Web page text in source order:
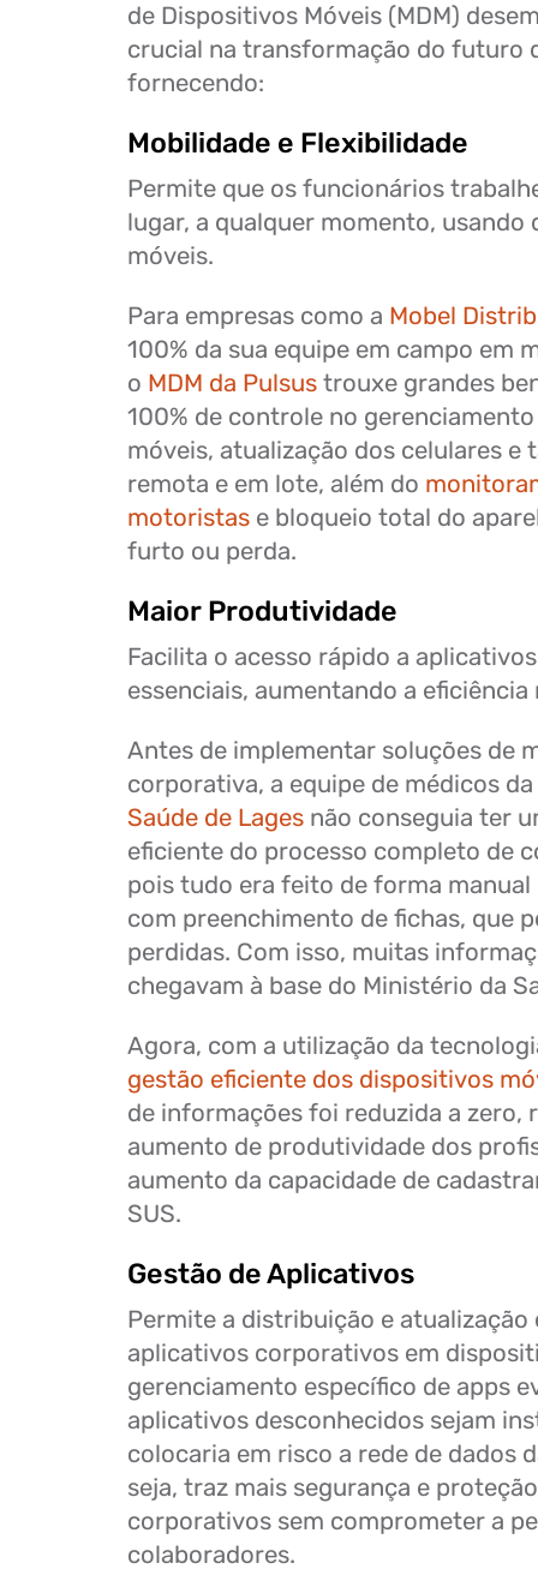
de Dispositivos Móveis (MDM)
crucial na transformação do futuro
fornecendo:
Mobilidade e Flexibilidade
Permite que os funcionários
lugar, a qualquer momento, usando
móveis.
Para empresas como a Mobel
100% da sua equipe em campo em
o MDM da Pulsus trouxe grandes
100% de controle no
móveis, atualização dos celulares e
remota e em lote, além do
motoristas e bloqueio total do
furto ou perda.
Maior Produtividade
Facilita o acesso rápido a
essenciais, aumentando a
Antes de implementar soluções de
corporativa, a equipe de médicos da
Saúde de Lages não conseguia ter
eficiente do processo completo de
pois tudo era feito de forma manual
com preenchimento de fichas, que
perdidas. Com isso, muitas
chegavam à base do Ministério da
Agora, com a utilização da
gestão eficiente dos dispositivos
de informações foi reduzida a zero,
aumento de produtividade dos
aumento da capacidade de
SUS.
Gestão de Aplicativos
Permite a distribuição e atualização
aplicativos corporativos em
gerenciamento específico de apps
aplicativos desconhecidos sejam
colocaria em risco a rede de dados
seja, traz mais segurança e
corporativos sem comprometer a
colaboradores.